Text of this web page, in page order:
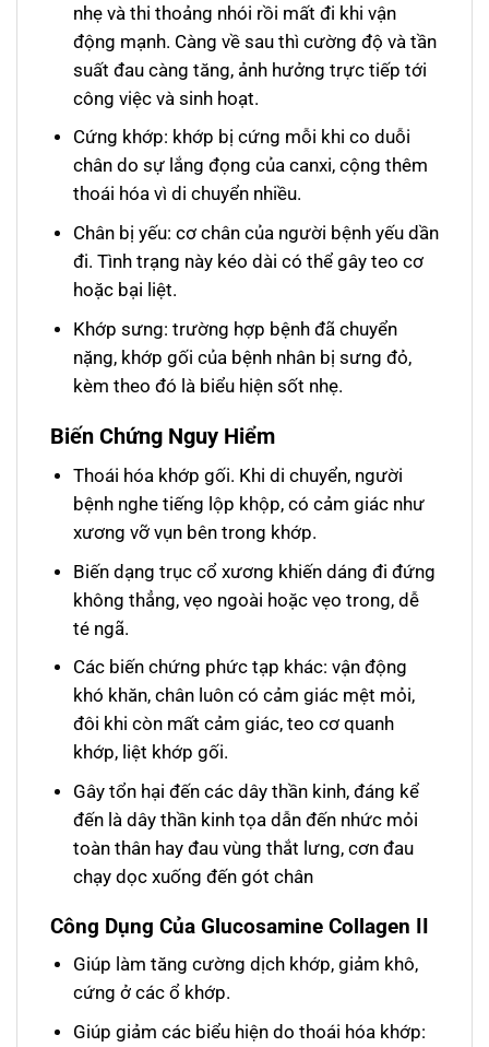
nhẹ và thi thoảng nhói rồi mất đi khi vận
động mạnh. Càng về sau thì cường độ và tần
suất đau càng tăng, ảnh hưởng trực tiếp tới
công việc và sinh hoạt.
Cứng khớp: khớp bị cứng mỗi khi co duỗi
chân do sự lắng đọng của canxi, cộng thêm
thoái hóa vì di chuyển nhiều.
Chân bị yếu: cơ chân của người bệnh yếu dần
đi. Tình trạng này kéo dài có thể gây teo cơ
hoặc bại liệt.
Khớp sưng: trường hợp bệnh đã chuyển
nặng, khớp gối của bệnh nhân bị sưng đỏ,
kèm theo đó là biểu hiện sốt nhẹ.
Biến Chứng Nguy Hiểm
Thoái hóa khớp gối. Khi di chuyển, người
bệnh nghe tiếng lộp khộp, có cảm giác như
xương vỡ vụn bên trong khớp.
Biến dạng trục cổ xương khiến dáng đi đứng
không thẳng, vẹo ngoài hoặc vẹo trong, dễ
té ngã.
Các biến chứng phức tạp khác: vận động
khó khăn, chân luôn có cảm giác mệt mỏi,
đôi khi còn mất cảm giác, teo cơ quanh
khớp, liệt khớp gối.
Gây tổn hại đến các dây thần kinh, đáng kể
đến là dây thần kinh tọa dẫn đến nhức mỏi
toàn thân hay đau vùng thắt lưng, cơn đau
chạy dọc xuống đến gót chân
Công Dụng Của Glucosamine Collagen II
Giúp làm tăng cường dịch khớp, giảm khô,
cứng ở các ổ khớp.
Giúp giảm các biểu hiện do thoái hóa khớp: